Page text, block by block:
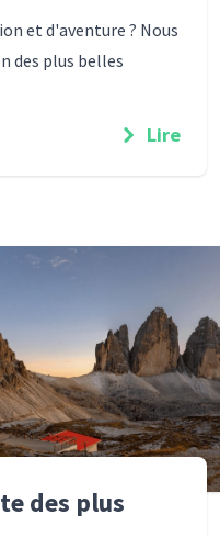
et d'aventure ? Nous
des plus belles
Lire
des plus